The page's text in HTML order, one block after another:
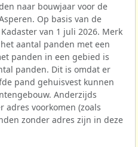
naar bouwjaar voor de
Op basis van de
van 1 juli 2026. Merk
aantal panden met een
panden in een gebied is
panden. Dit is omdat er
pand gehuisvest kunnen
Anderzijds
adres voorkomen (zoals
zonder adres zijn in deze